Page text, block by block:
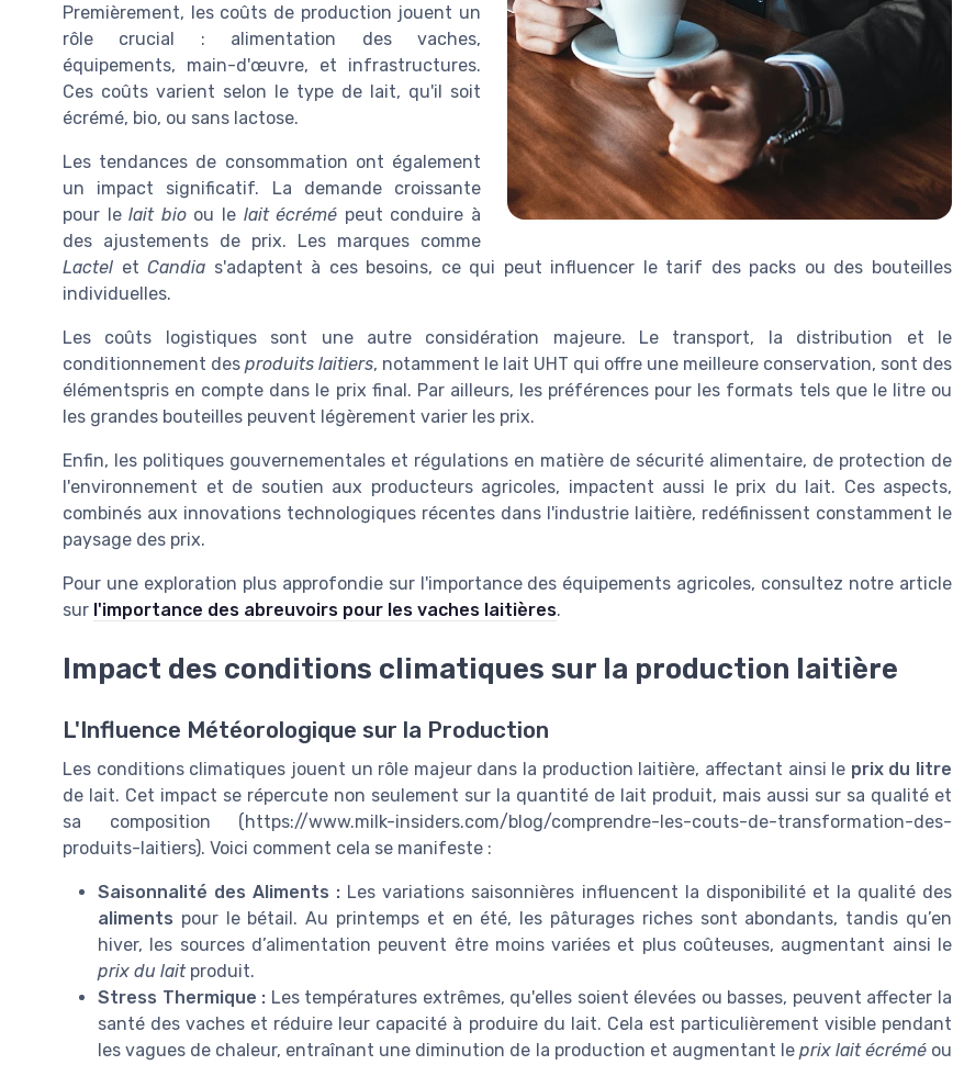
Premièrement, les coûts de production jouent un
rôle crucial : alimentation des vaches,
équipements, main-d'œuvre, et infrastructures.
Ces coûts varient selon le type de lait, qu'il soit
écrémé, bio, ou sans lactose.
Les tendances de consommation ont également
un impact significatif. La demande croissante
pour lelait bioou le lait écrémé peut conduire à
des ajustements de prix. Les marques comme
Lactel etCandia s'adaptent à ces besoins, ce qui peut influencer le tarif des packs ou des bouteilles
individuelles.
Les coûts logistiques sont une autre considération majeure. Le transport, la distribution et le
conditionnement des produits laitiers, notamment le lait UHT qui offre une meilleure conservation, sont des
élémentspris en compte dans le prix final. Par ailleurs, les préférences pour les formats tels que le litre ou
les grandes bouteilles peuvent légèrement varier les prix.
Enfin, les politiques gouvernementales et régulations en matière de sécurité alimentaire, de protection de
l'environnement et de soutien aux producteurs agricoles, impactent aussi le prix du lait. Ces aspects,
combinés aux innovations technologiques récentes dans l'industrie laitière, redéfinissent constamment le
paysage des prix.
Pour une exploration plus approfondie sur l'importance des équipements agricoles, consultez notre article
sur l'importance des abreuvoirs pour les vaches laitières.
Impact des conditions climatiques sur la production laitière
L'Influence Météorologique sur la Production
Les conditions climatiques jouent un rôle majeur dans la production laitière, affectant ainsi le prix du litre
de lait. Cet impact se répercute non seulement sur la quantité de lait produit, mais aussi sur sa qualité et
sa composition (https://www.milk-insiders.com/blog/comprendre-les-couts-de-transformation-des-
produits-laitiers). Voici comment cela se manifeste :
Saisonnalité des Aliments : Les variations saisonnières influencent la disponibilité et la qualité des
aliments pour le bétail. Au printemps et en été, les pâturages riches sont abondants, tandis qu’en
hiver, les sources d’alimentation peuvent être moins variées et plus coûteuses, augmentant ainsi le
prix du laitproduit.
Stress Thermique : Les températures extrêmes, qu'elles soient élevées ou basses, peuvent affecter la
santé des vaches et réduire leur capacité à produire du lait. Cela est particulièrement visible pendant
les vagues de chaleur, entraînant une diminution de la production et augmentant le prix lait écréméou